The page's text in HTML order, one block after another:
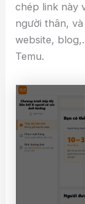
chép link này
người thân,
website,
Temu.